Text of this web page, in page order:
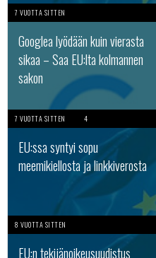
7 VUOTTA SITTEN
Googlea lyödään kuin vierasta
sikaa – Saa EU:lta kolmannen
sakon
7 VUOTTA SITTEN 4
EU:ssa syntyi sopu
meemikiellosta ja linkkiverosta
8 VUOTTA SITTEN
EU:n tekijänoikeusuudistus